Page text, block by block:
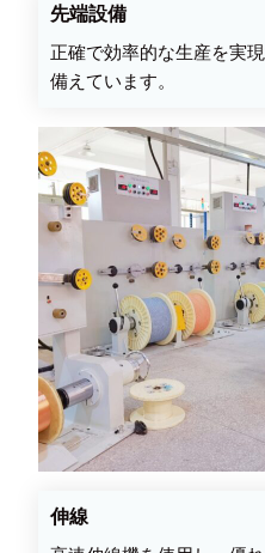
先端設備
正確で効率的な生産を実
備えています。
伸線